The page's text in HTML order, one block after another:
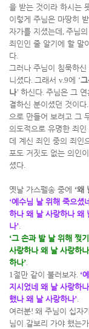
을 받는 것이라 하시는
이렇게 주님은 마땅히
자가를 지셨는데 , 주님
죄인인 줄 알기에 할 말
다.
그러나 주님이 침묵하
니셨다. 그래서 v.9에 ‘
나’ 하신다. 주님은 그
결하신 분이셨던 것이다.
으로 만들어 보려고 그
의도적으로 유명한 죄
데 계신 죄인 중의 죄인
포도 거짓도 없는 의인
셨다.
옛날 가스펠송 중에 ‘왜
‘예수님 날 위해 죽으셨
하나 왜 날 사랑하나 왜
나’.
‘그 손과 발 날 위해 찢
사랑하나 왜 날 사랑하
하나’.
1절만 같이 불러보자. ‘
지시었네 왜 날 사랑하
했나 왜 날 사랑하나’.
여러분! 왜 주님이 십자
님이 갈보리 가야 했는가